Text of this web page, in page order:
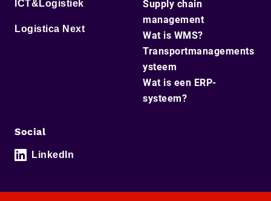
ICT&Logistiek
Logistica Next
Supply chain
management
Wat is WMS?
Transportmanagements
ysteem
Wat is een ERP-
systeem?
Social
LinkedIn